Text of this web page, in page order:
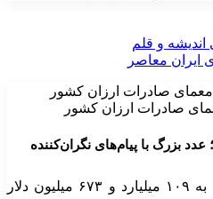
صادرات ارزان کشور
تجارت خارجی کشور در ۱۴۰۴ به ۱۰۹ میلیارد و ۶۷۳ میلیون دلار